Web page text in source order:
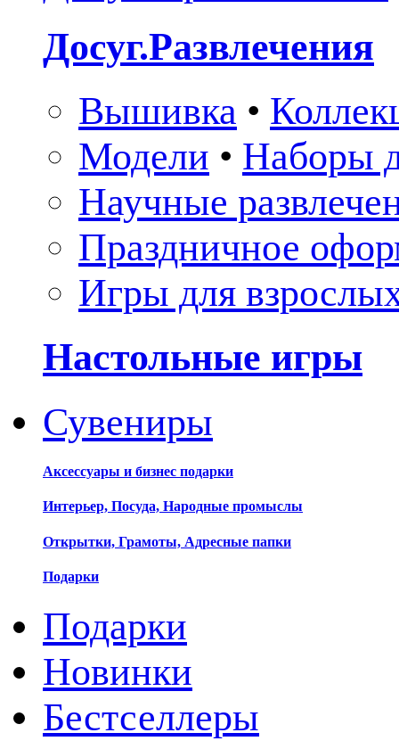
Досуг.Развлечения
Вышивка •
Модели • Наборы
Научные
Праздничное
Игры для
Настольные игры
Сувениры
Аксессуары и бизнес подарки
Интерьер, Посуда, Народные промыслы
Открытки, Грамоты, Адресные папки
Подарки
Подарки
Новинки
Бестселлеры